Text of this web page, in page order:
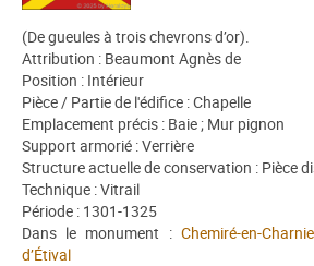
(De gueules à trois chevrons d’or).
Attribution : Beaumont Agnès de
Position : Intérieur
Pièce / Partie de l'édifice : Chapelle
Emplacement précis : Baie ; Mur pignon
Support armorié : Verrière
Structure actuelle de conservation : Pièce
Technique : Vitrail
Période : 1301-1325
Dans le monument : Chemiré-en-
d’Étival